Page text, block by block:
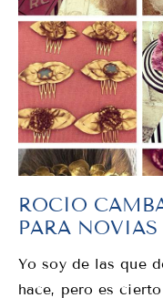
ROCÍO
PARA
Yo soy de las que
hace, pero es